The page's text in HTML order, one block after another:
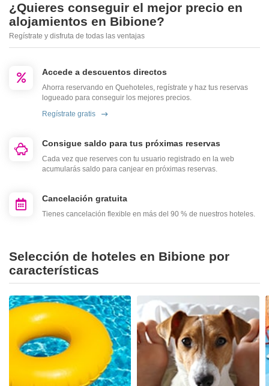
¿Quieres conseguir el mejor precio en
alojamientos en Bibione?
Regístrate y disfruta de todas las ventajas
Accede a descuentos directos
Ahorra reservando en Quehoteles, regístrate y haz tus reservas
logueado para conseguir los mejores precios.
Regístrate gratis
Consigue saldo para tus próximas reservas
Cada vez que reserves con tu usuario registrado en la web
acumularás saldo para canjear en próximas reservas.
Cancelación gratuita
Tienes cancelación flexible en más del 90 % de nuestros hoteles.
Selección de hoteles en Bibione por
características